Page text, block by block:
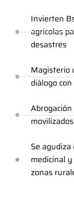
Invierten
agrícolas
desastres
Magisterio
diálogo
Se
medicinal
zonas